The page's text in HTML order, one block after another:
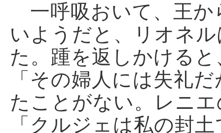
一呼吸おいて、王か
いようだと、リオネ
た。踵を返しかける
「その婦人には失礼
たことがない。レニ
「クルジェは私の封